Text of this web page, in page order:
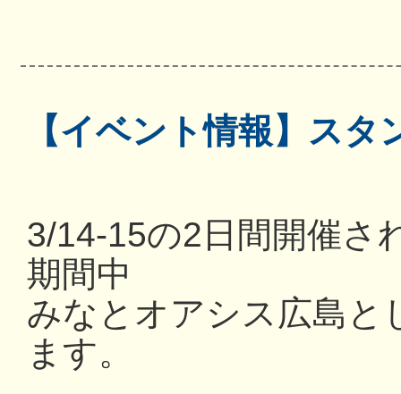
【イベント情報】ス
3/14-15の2日間開催さ
期間中
みなとオアシス広島と
ます。